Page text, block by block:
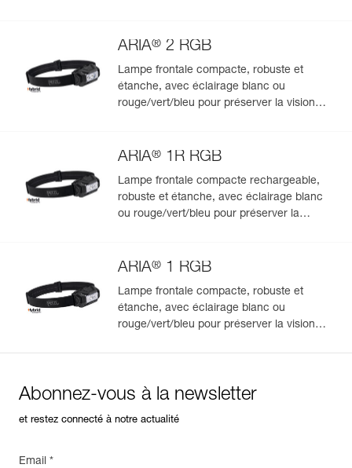
s'afficheront automatiquement.
Importez et exportez facilement vos données EPI
existantes.
Voir l'historique d'un produit à partir de sa date de
ARIA® 2 RGB
Lampe frontale compacte, robuste et
étanche, avec éclairage blanc ou
rouge/vert/bleu pour préserver la vision
ARIA® 1R RGB
Lampe frontale compacte rechargeable,
robuste et étanche, avec éclairage blanc
ou rouge/vert/bleu pour préserver la
ARIA® 1 RGB
Lampe frontale compacte, robuste et
étanche, avec éclairage blanc ou
rouge/vert/bleu pour préserver la vision
Abonnez-vous à la newsletter
et restez connecté à notre actualité
Email *